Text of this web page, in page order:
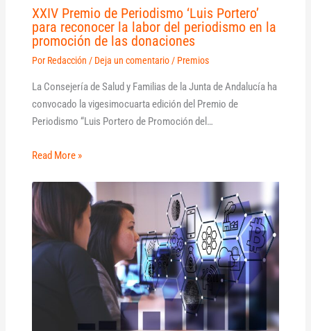
XXIV Premio de Periodismo ‘Luis Portero’
para reconocer la labor del periodismo en la
promoción de las donaciones
Por Redacción / Deja un comentario / Premios
La Consejería de Salud y Familias de la Junta de Andalucía ha
convocado la vigesimocuarta edición del Premio de
Periodismo “Luis Portero de Promoción del…
Read More »